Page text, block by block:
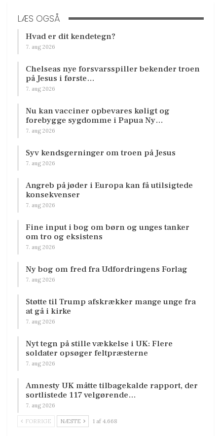
LÆS OGSÅ
Hvad er dit kendetegn?
7. aug 2026
Chelseas nye forsvarsspiller bekender troen
på Jesus i første…
7. aug 2026
Nu kan vacciner opbevares køligt og
forebygge sygdomme i Papua Ny…
7. aug 2026
Syv kendsgerninger om troen på Jesus
7. aug 2026
Angreb på jøder i Europa kan få utilsigtede
konsekvenser
7. aug 2026
Fine input i bog om børn og unges tanker
om tro og eksistens
7. aug 2026
Ny bog om fred fra Udfordringens Forlag
7. aug 2026
Støtte til Trump afskrækker mange unge fra
at gå i kirke
7. aug 2026
Nyt tegn på stille vækkelse i UK: Flere
soldater opsøger feltpræsterne
7. aug 2026
Amnesty UK måtte tilbagekalde rapport, der
sortlistede 117 velgørende…
7. aug 2026
FORRIGE NÆSTE 1 af 4.668